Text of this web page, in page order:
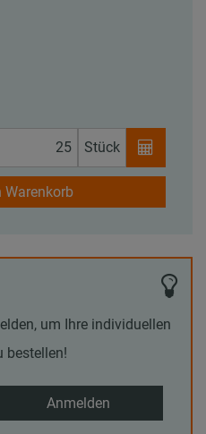
Stück
Warenkorb
um Ihre individuellen
bestellen!
Anmelden